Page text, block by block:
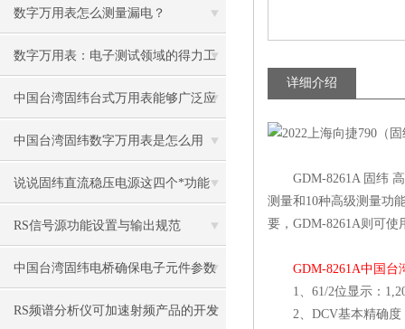
数字万用表怎么测量漏电？
数字万用表：电子测试领域的得力工
具
中国台湾固纬台式万用表能够广泛应
用于这些领域
中国台湾固纬数字万用表是怎么用
的？
说说固纬直流稳压电源这四个*功能
RS信号源功能设置与输出规范
中国台湾固纬电桥确保电子元件参数
的准确评估
RS频谱分析仪可加速射频产品的开发
详细介绍
GDM-8261A 固纬 高
测量和10种高级测量功
要，GDM-8261A则可使
GDM-8261A中国台
1、61/2位显示：
2、DCV基本精确度